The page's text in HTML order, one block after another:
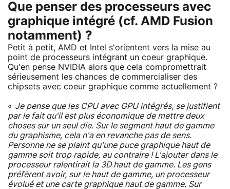
Que penser des processeurs avec
graphique intégré (cf. AMD Fusion
notamment) ?
Petit à petit, AMD et Intel s'orientent vers la mise au
point de processeurs intégrant un coeur graphique.
Qu'en pense NVIDIA alors que cela compromettrait
sérieusement les chances de commercialiser des
chipsets avec coeur graphique comme actuellement ?
« Je pense que les CPU avec GPU intégrés, se justifient
par le fait qu'il est plus économique de mettre deux
choses sur un seuldie. Sur le segment haut de gamme
du graphisme, cela n'a en revanche pas de sens.
Personne ne se plaint qu'une puce graphique haut de
gamme soit trop rapide, au contraire ! L'ajouter dans le
processeur ralentirait la 3D haut de gamme. Les gens
préfèrent avoir, sur le haut de gamme, un processeur
évolué et une carte graphique haut de gamme. Sur